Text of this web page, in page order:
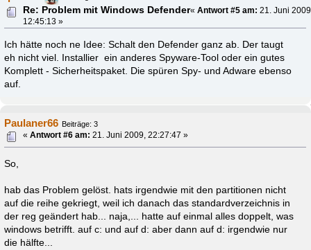
Re: Problem mit Windows Defender«Antwort #5 am: 21. Juni
12:45:13 »
Ich hätte noch ne Idee: Schalt den Defender ganz ab. Der taugt
eh nicht viel. Installier ein anderes Spyware-Tool oder ein gutes
Komplett - Sicherheitspaket. Die spüren Spy- und Adware ebenso
auf.
Paulaner66 Beiträge: 3
«Antwort #6 am: 21. Juni 2009, 22:27:47 »
So,
hab das Problem gelöst. hats irgendwie mit den partitionen nicht
auf die reihe gekriegt, weil ich danach das standardverzeichnis in
der reg geändert hab... naja,... hatte auf einmal alles doppelt, was
windows betrifft. auf c: und auf d: aber dann auf d: irgendwie nur
die hälfte...